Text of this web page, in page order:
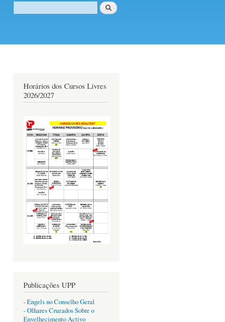
Formulário de procura
Procurar
Horários dos Cursos Livres
2026/2027
Publicações UPP
- Engels no Conselho Geral
- Olhares Cruzados Sobre o
Envelhecimento Activo